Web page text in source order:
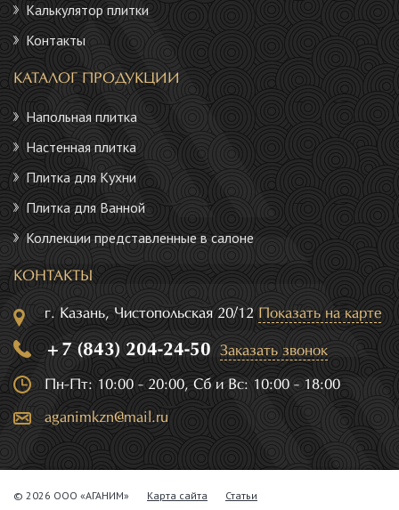
Калькулятор плитки
Контакты
КАТАЛОГ ПРОДУКЦИИ
Напольная плитка
Настенная плитка
Плитка для Кухни
Плитка для Ванной
Коллекции представленные в салоне
КОНТАКТЫ
г. Казань, Чистопольская 20/12 Показать на карте
+7 (843) 204-24-50 Заказать звонок
Пн-Пт: 10:00 - 20:00, Сб и Вс: 10:00 - 18:00
aganimkzn@mail.ru
© 2026 ООО «АГАНИМ» Карта сайта Статьи